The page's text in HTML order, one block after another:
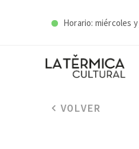
Horario: miércoles
VOLVER